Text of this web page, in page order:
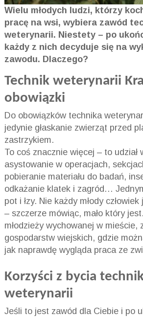
Wielu młodych ludzi, którzy
pracę na wsi, wybiera zawód
weterynarii. Niestety – po
każdy z nich decyduje się na
zawodu. Dlaczego?
Technik weterynarii
obowiązki
Do obowiązków technika
jedynie głaskanie zwierząt przed
zastrzykiem.
To coś znacznie więcej – to udział
asystowanie w operacjach,
pobieranie materiału do badań,
odkażanie klatek i zagród…
pot i łzy. Nie każdy młody
– szczerze mówiąc, mało który
młodzieży wychowanej w mieście,
gospodarstw wiejskich, gdzie
jak naprawdę wygląda praca ze
Korzyści z bycia
weterynarii
Jeśli to jest zawód dla Ciebie i po